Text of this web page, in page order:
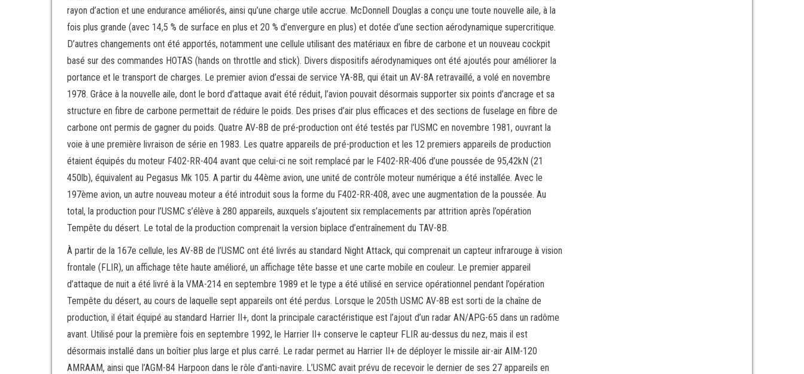
rayon d’action et une endurance améliorés, ainsi qu’une charge utile accrue. McDonnell Douglas a conçu une toute nouvelle aile, à la
fois plus grande (avec 14,5 % de surface en plus et 20 % d’envergure en plus) et dotée d’une section aérodynamique supercritique.
D’autres changements ont été apportés, notamment une cellule utilisant des matériaux en fibre de carbone et un nouveau cockpit
basé sur des commandes HOTAS (hands on throttle and stick). Divers dispositifs aérodynamiques ont été ajoutés pour améliorer la
portance et le transport de charges. Le premier avion d’essai de service YA-8B, qui était un AV-8A retravaillé, a volé en novembre
1978. Grâce à la nouvelle aile, dont le bord d’attaque avait été réduit, l’avion pouvait désormais supporter six points d’ancrage et sa
structure en fibre de carbone permettait de réduire le poids. Des prises d’air plus efficaces et des sections de fuselage en fibre de
carbone ont permis de gagner du poids. Quatre AV-8B de pré-production ont été testés par l’USMC en novembre 1981, ouvrant la
voie à une première livraison de série en 1983. Les quatre appareils de pré-production et les 12 premiers appareils de production
étaient équipés du moteur F402-RR-404 avant que celui-ci ne soit remplacé par le F402-RR-406 d’une poussée de 95,42kN (21
450lb), équivalent au Pegasus Mk 105. A partir du 44ème avion, une unité de contrôle moteur numérique a été installée. Avec le
197ème avion, un autre nouveau moteur a été introduit sous la forme du F402-RR-408, avec une augmentation de la poussée. Au
total, la production pour l’USMC s’élève à 280 appareils, auxquels s’ajoutent six remplacements par attrition après l’opération
Tempête du désert. Le total de la production comprenait la version biplace d’entraînement du TAV-8B.
À partir de la 167e cellule, les AV-8B de l’USMC ont été livrés au standard Night Attack, qui comprenait un capteur infrarouge à vision
frontale (FLIR), un affichage tête haute amélioré, un affichage tête basse et une carte mobile en couleur. Le premier appareil
d’attaque de nuit a été livré à la VMA-214 en septembre 1989 et le type a été utilisé en service opérationnel pendant l’opération
Tempête du désert, au cours de laquelle sept appareils ont été perdus. Lorsque le 205th USMC AV-8B est sorti de la chaîne de
production, il était équipé au standard Harrier II+, dont la principale caractéristique est l’ajout d’un radar AN/APG-65 dans un radôme
avant. Utilisé pour la première fois en septembre 1992, le Harrier II+ conserve le capteur FLIR au-dessus du nez, mais il est
désormais installé dans un boîtier plus large et plus carré. Le radar permet au Harrier II+ de déployer le missile air-air AIM-120
AMRAAM, ainsi que l’AGM-84 Harpoon dans le rôle d’anti-navire. L’USMC avait prévu de recevoir le dernier de ses 27 appareils en